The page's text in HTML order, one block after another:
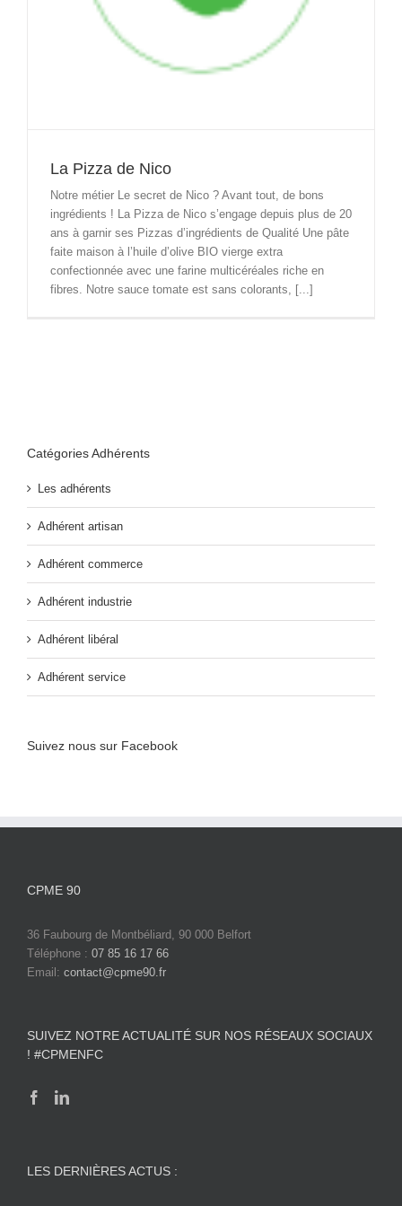
La Pizza de Nico
Notre métier Le secret de Nico ? Avant tout, de bons
ingrédients ! La Pizza de Nico s’engage depuis plus de 20
ans à garnir ses Pizzas d’ingrédients de Qualité Une pâte
faite maison à l’huile d’olive BIO vierge extra
confectionnée avec une farine multicéréales riche en
fibres. Notre sauce tomate est sans colorants, [...]
Catégories Adhérents
Les adhérents
Adhérent artisan
Adhérent commerce
Adhérent industrie
Adhérent libéral
Adhérent service
Suivez nous sur Facebook
CPME 90
36 Faubourg de Montbéliard, 90 000 Belfort
Téléphone : 07 85 16 17 66
Email: contact@cpme90.fr
SUIVEZ NOTRE ACTUALITÉ SUR NOS RÉSEAUX SOCIAUX
! #CPMENFC
LES DERNIÈRES ACTUS :